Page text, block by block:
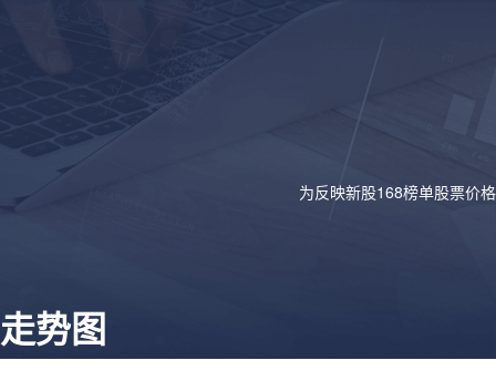
为反映新股168榜单股票价
走势图